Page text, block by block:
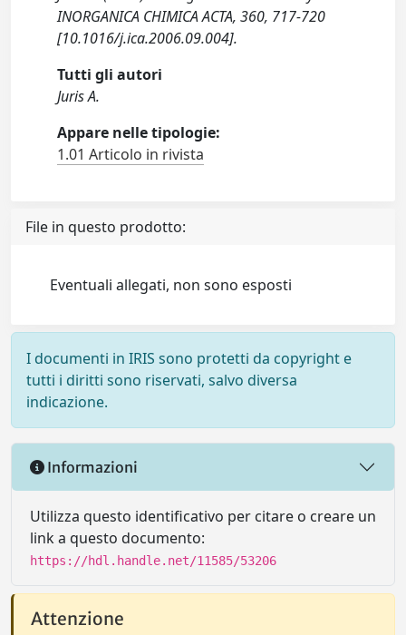
INORGANICA CHIMICA ACTA, 360, 717-720
[10.1016/j.ica.2006.09.004].
Tutti gli autori
Juris A.
Appare nelle tipologie:
1.01 Articolo in rivista
File in questo prodotto:
Eventuali allegati, non sono esposti
I documenti in IRIS sono protetti da copyright e
tutti i diritti sono riservati, salvo diversa
indicazione.
Informazioni
Utilizza questo identificativo per citare o creare un
link a questo documento:
https://hdl.handle.net/11585/53206
Attenzione